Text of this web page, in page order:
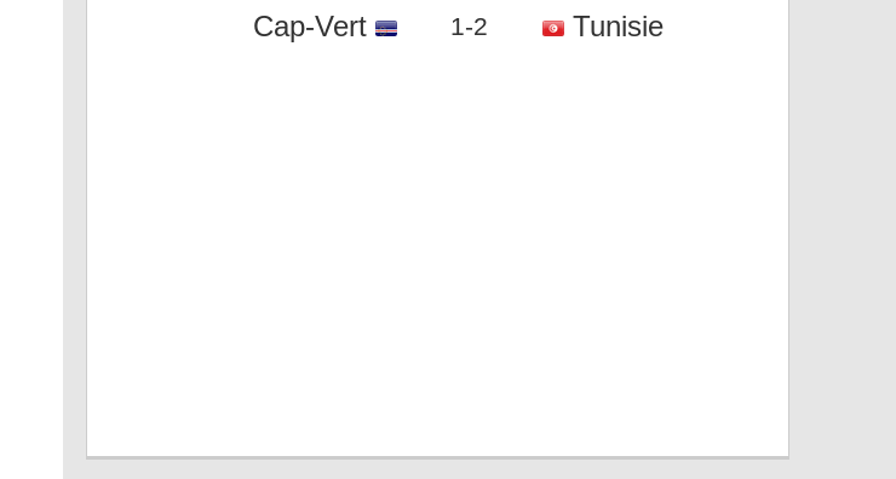
Cap-Vert 1-2 Tunisie